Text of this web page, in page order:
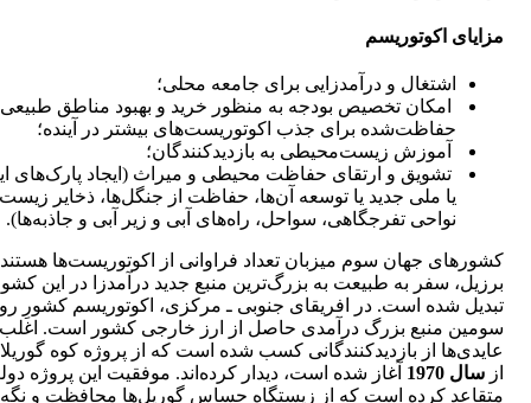
مزایای اکوتوریسم
اشتغال و درآمدزایی برای جامعه محلی؛
امکان تخصیص بودجه به منظور خرید و بهبود مناطق
حفاظت‌شده برای جذب اکوتوریست‌های بیشتر در آینده؛
آموزش زیست‌محیطی به بازدیدکنندگان؛
تشویق و ارتقای حفاظت محیطی و میراث (ایجاد پارک‌های
یا ملی جدید یا توسعه آن‌ها، حفاظت از جنگل‌ها، ذخایر
نواحی تفرجگاهی، سواحل، راه‌های آبی و زیر آبی و جاذبه‌ها).
کشورهای جهان سوم میزبان تعداد فراوانی از اکوتوریست‌ها
برزیل، سفر به طبیعت به بزرگ‌ترین منبع جدید درآمدزا در این
تبدیل شده است. در افریقای جنوبی ـ مرکزی، اکوتوریسم کشورِ
سومین منبع بزرگ درآمدی حاصل از ارز خارجی کشور است. اغلب
عایدی‌ها از بازدیدکنندگانی کسب شده است که از پروژه کوه
از سال 1970
آغاز شده است، دیدار کرده‌اند. موفقیت این پروژه
متقاعد کرده است که از زیستگاه حساس گوریل‌ها محافظت و